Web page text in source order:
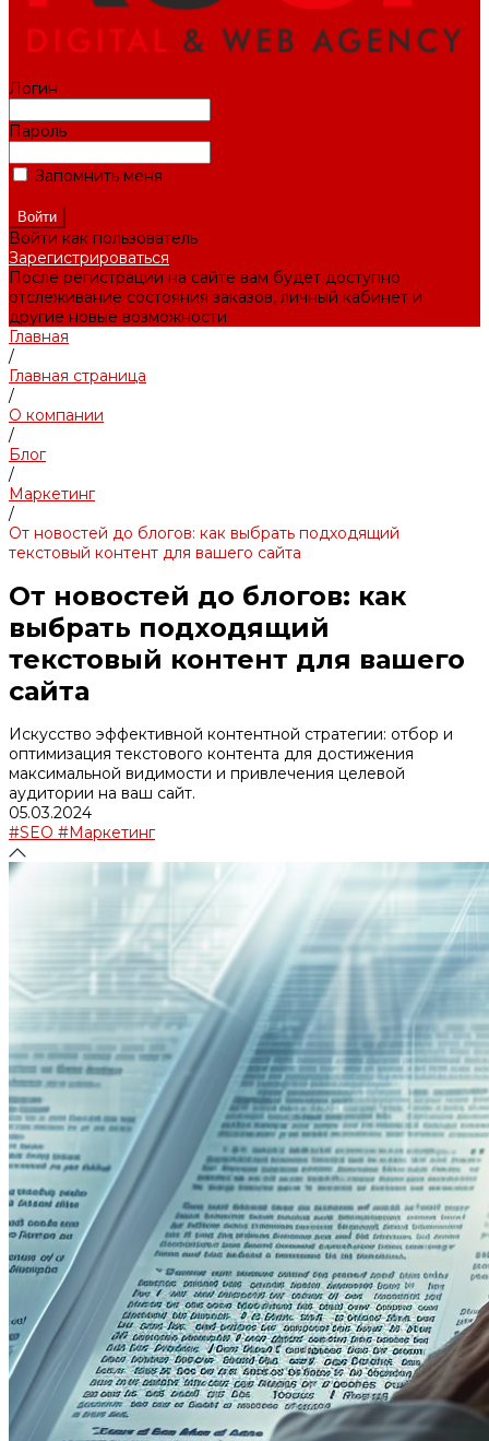
Логин
Пароль
Запомнить меня
Войти как пользователь
Зарегистрироваться
После регистрации на сайте вам будет доступно
отслеживание состояния заказов, личный кабинет и
другие новые возможности
Главная
/
Главная страница
/
О компании
/
Блог
/
Маркетинг
/
От новостей до блогов: как выбрать подходящий
текстовый контент для вашего сайта
От новостей до блогов: как
выбрать подходящий
текстовый контент для вашего
сайта
Искусство эффективной контентной стратегии: отбор и
оптимизация текстового контента для достижения
максимальной видимости и привлечения целевой
аудитории на ваш сайт.
05.03.2024
#SEO #Маркетинг